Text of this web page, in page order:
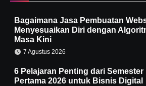
Bagaimana Jasa Pembuatan
Menyesuaikan Diri dengan
Masa Kini
7 Agustus 2026
6 Pelajaran Penting dari Semester
Pertama 2026 untuk Bisnis Digital